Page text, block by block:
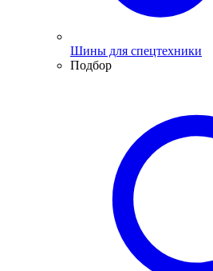
Шины для спецтехники
Подбор